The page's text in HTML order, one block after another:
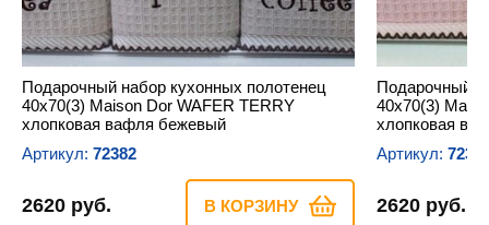
Подарочный набор кухонных полотенец
40х70(3) Maison Dor WAFER TERRY
хлопковая вафля бежевый
Артикул: 72382
2620 руб. В КОРЗИНУ
Подарочный
40х70(3)
хлопковая
Артикул:
2620 руб.